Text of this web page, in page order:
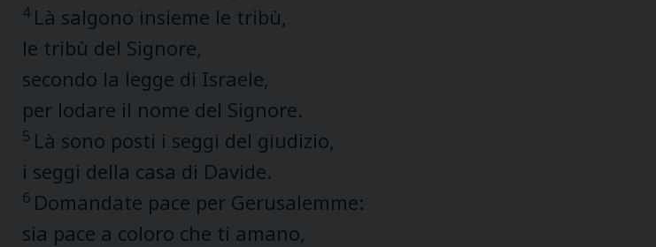
4 Là salgono insieme le tribù,
le tribù del Signore,
secondo la legge di Israele,
per lodare il nome del Signore.
5 Là sono posti i seggi del giudizio,
i seggi della casa di Davide.
6 Domandate pace per Gerusalemme:
sia pace a coloro che ti amano,